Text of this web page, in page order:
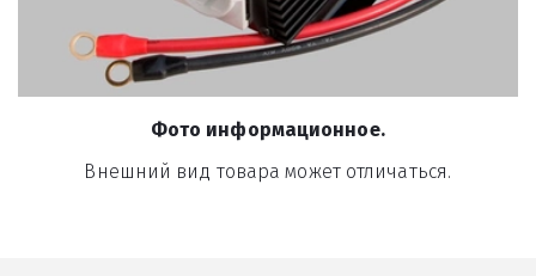
Фото информационное.
Внешний вид товара может отличаться.